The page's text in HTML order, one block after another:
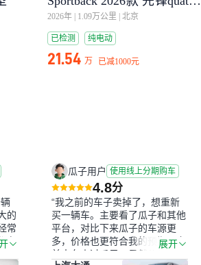
型
2026年 1.09万公里 北京
已检测 纯电动
21.54 万 已减1000元
的
常
有
去
瓜子用户 使用线上分期购车
4.8分
“我之前的车子卖掉了，想重新
买一辆车。主要看了瓜子和其他
平台，对比下来瓜子的车源更
多，价格也更符合我的预期。之
前卖车来过瓜子，虽然价格没谈
展开